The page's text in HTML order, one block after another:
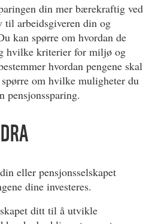
din mer bærekraftig ved
til arbeidsgiveren din og
kan spørre om hvordan de
hvilke kriterier for miljø og
hvordan pengene skal
om hvilke muligheter du
pensjonssparing.
eller pensjonsselskapet
dine investeres.
ditt til å utvikle